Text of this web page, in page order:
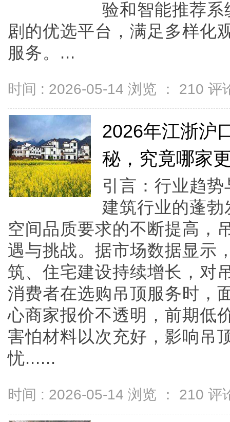
验和智能推荐
剧的优选平台，满足多样化
服务。...
时间 : 2026-05-14 浏览 ： 210 评
2026年江浙沪
秘，究竟哪家
引言：行业趋
建筑行业的蓬
空间品质要求的不断提高，
遇与挑战。据市场数据显示
筑、住宅建设持续增长，对
消费者在选购吊顶服务时，
心商家报价不透明，前期低
害怕材料以次充好，影响吊
忧......
时间 : 2026-05-14 浏览 ： 210 评